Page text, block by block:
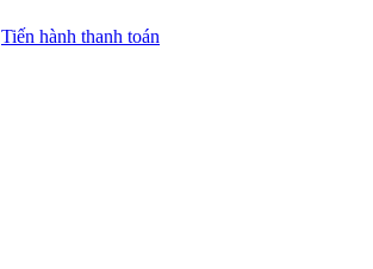
Tiến hành thanh toán